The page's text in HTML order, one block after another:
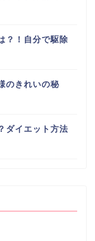
？！自分で駆除
のきれいの秘
ダイエット方法